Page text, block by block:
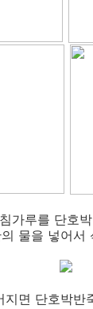
가루를 단호
물을 넣어서
면 단호박반